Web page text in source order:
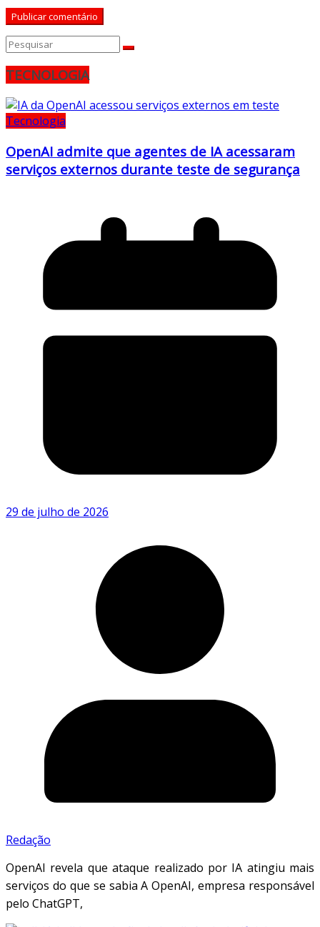
TECNOLOGIA
Tecnologia
OpenAI admite que agentes de IA acessaram
serviços externos durante teste de segurança
29 de julho de 2026
Redação
OpenAI revela que ataque realizado por IA atingiu mais
serviços do que se sabia A OpenAI, empresa responsável
pelo ChatGPT,